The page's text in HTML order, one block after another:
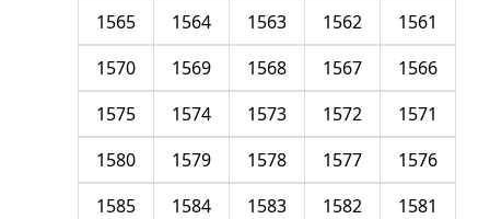
1561
1562
1563
1564
1565
1566
1567
1568
1569
1570
1571
1572
1573
1574
1575
1576
1577
1578
1579
1580
1581
1582
1583
1584
1585